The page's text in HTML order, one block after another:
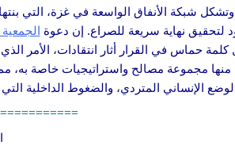
شبكة الأنفاق الواسعة في غزة، التي
لتحقيق نهاية سريعة للصراع. إن دعوة
كلمة حماس في القرار أثار انتقادات،
مجموعة مصالح واستراتيجيات خاصة به،
الإنساني المتردي، والضغوط الداخلية